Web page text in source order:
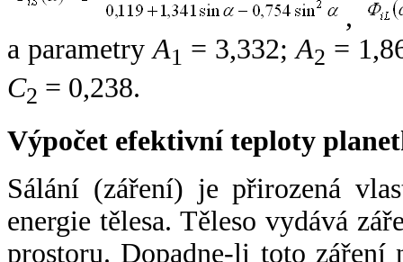
,
a parametryA1 = 3,332;A2 =
C2 = 0,238.
Výpočet efektivní teploty
Sálání (záření) je přirozená
energie tělesa. Těleso vydává
prostoru. Dopadne-li toto záření